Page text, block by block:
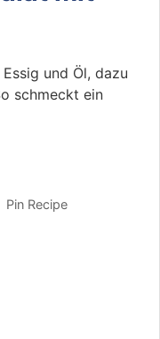
und Öl, dazu
schmeckt ein
Pin Recipe